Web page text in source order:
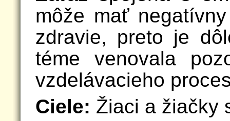
môže mať
zdravie, preto je
téme venovala
vzdelávacieho
Ciele: Žiaci a žiačky